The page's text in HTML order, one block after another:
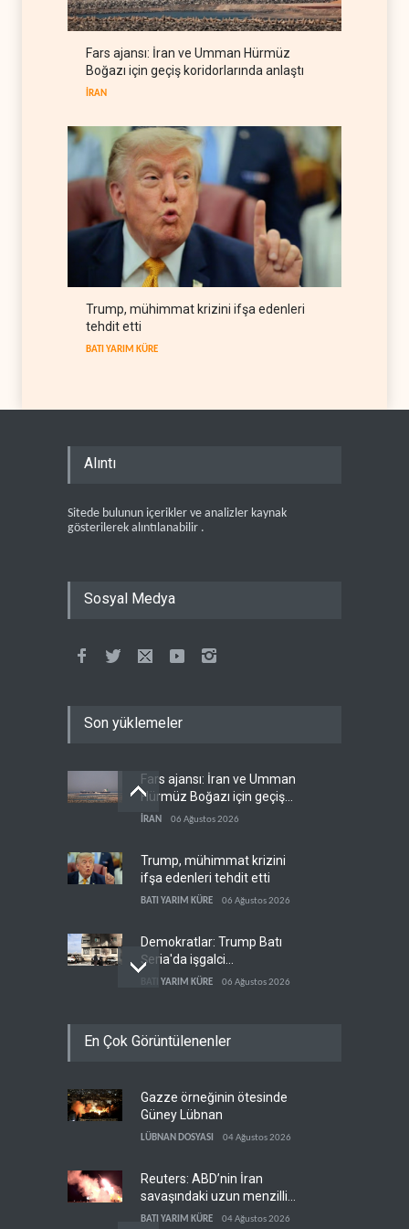
BATI YARIM KÜRE 06 Ağustos 2026
ABD'den Küba ordusuna
yeni yaptırımlar
Fars ajansı: İran ve Umman Hürmüz
Boğazı için geçiş koridorlarında anlaştı
İRAN
Trump, mühimmat krizini ifşa edenleri
tehdit etti
BATI YARIM KÜRE
Alıntı
Sitede bulunun içerikler ve analizler kaynak
gösterilerek alıntılanabilir .
Sosyal Medya
Son yüklemeler
Fars ajansı: İran ve Umman
Hürmüz Boğazı için geçiş
koridorlarında anlaştı
İRAN 06 Ağustos 2026
Trump, mühimmat krizini
ifşa edenleri tehdit etti
BATI YARIM KÜRE 06 Ağustos 2026
Demokratlar: Trump Batı
Şeria'da işgalci
yerleşimcilere cezasızlık
BATI YARIM KÜRE 06 Ağustos 2026
koşuyor
ABD'den Küba ordusuna
yeni yaptırımlar
06 Ağustos 2026
En Çok Görüntülenenler
Gazze örneğinin ötesinde
Güney Lübnan
LÜBNAN DOSYASI 04 Ağustos 2026
Reuters: ABD’nin İran
savaşındaki uzun menzilli
füze stokları tükenme
BATI YARIM KÜRE 04 Ağustos 2026